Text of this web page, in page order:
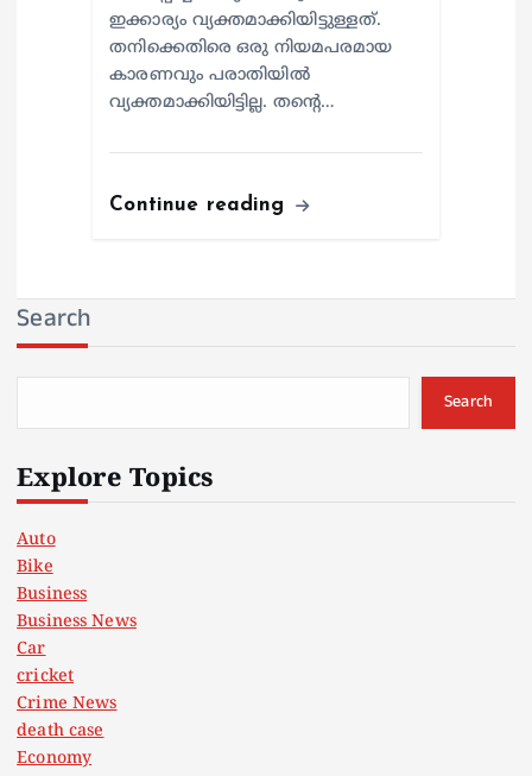
ഇക്കാര്യം വ്യക്തമാക്കിയിട്ടുള്ളത്.
തനിക്കെതിരെ ഒരു നിയമപരമായ
കാരണവും പരാതിയില്‍
വ്യക്തമാക്കിയിട്ടില്ല. തന്റെ…
Continue reading
Search
Search
Explore Topics
Auto
Bike
Business
Business News
Car
cricket
Crime News
death case
Economy